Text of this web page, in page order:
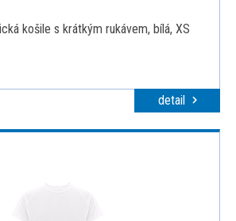
košile s krátkým rukávem, bílá, XS
detail